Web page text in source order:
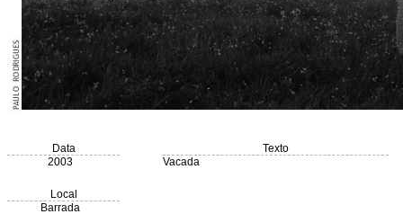
Data
2003
Local
Barrada
Texto
Vacada